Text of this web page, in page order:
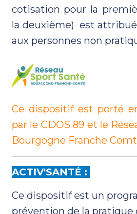
cotisation pour la
la deuxième) est
aux personnes non
Ce dispositif est porté
par le CDOS 89 et le
Bourgogne Franche
ACTIV'SANTÉ :
Ce dispositif est un
prévention de la